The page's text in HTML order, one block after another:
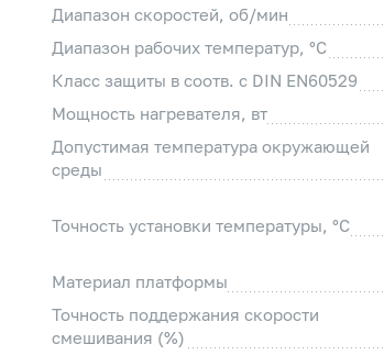
Диапазон скоростей, об/мин
Диапазон рабочих температур, °C
Класс защиты в соотв. с DIN EN60529
Мощность нагревателя, вт
Допустимая температура окружающей
среды
Точность установки температуры, °C
Материал платформы
Точность поддержания скорости
смешивания (%)